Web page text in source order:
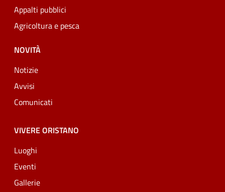
Appalti pubblici
Agricoltura e pesca
NOVITÀ
Notizie
Avvisi
Comunicati
VIVERE ORISTANO
Luoghi
Eventi
Gallerie